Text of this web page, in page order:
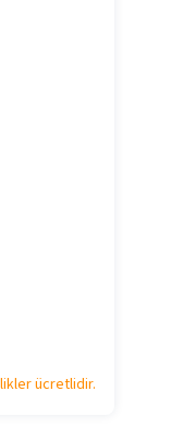
ücretlidir.